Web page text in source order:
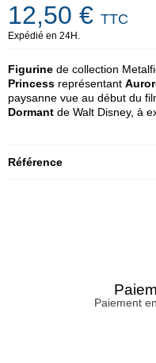
12,50 € TTC
Expédié en 24H.
Figurine de collection
Princess représentant
paysanne vue au début du
Dormant de Walt Disney, à
Référence
Paiement